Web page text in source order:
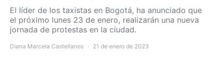
El líder de los taxistas en Bogotá, ha anunciado que
el próximo lunes 23 de enero, realizarán una nueva
jornada de protestas en la ciudad.
Diana Marcela Castellanos 21 de enero de 2023